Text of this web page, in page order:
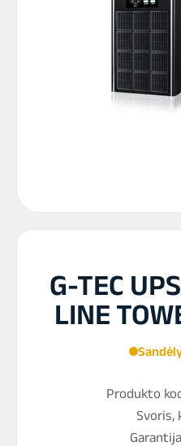
G-TEC
LINE
Produkto
Svoris,